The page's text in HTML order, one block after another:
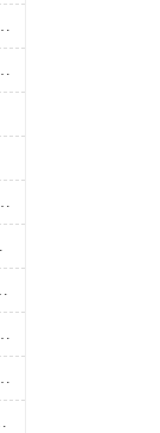
境口岸传染病监测实施办法》的公告）
防止猴痘疫情传入我国的公告）
境管理新规9月15日起施行
热潮
农业生产陷入低迷
累计确诊28例含死亡病例
金）埃博拉确诊突破4000例
病毒病（2026-08-04）